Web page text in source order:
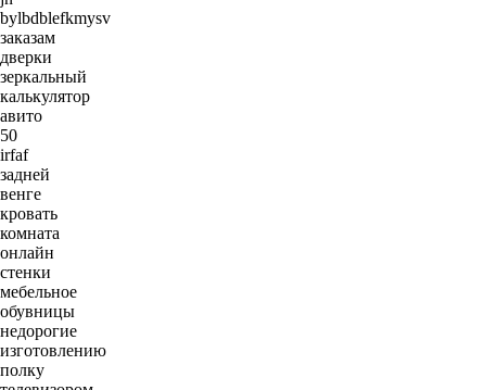
bylbdblefkmysv
заказам
дверки
зеркальный
калькулятор
авито
50
irfaf
задней
венге
кровать
комната
онлайн
стенки
мебельное
обувницы
недорогие
изготовлению
полку